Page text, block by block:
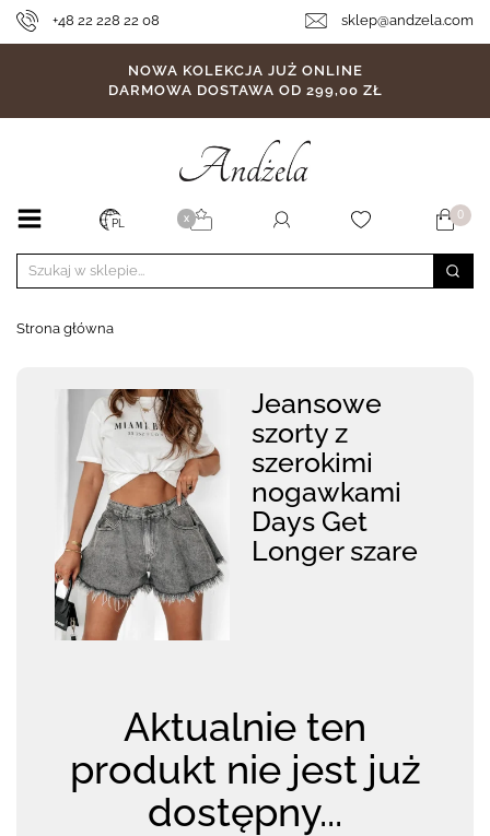
+48 22 228 22 08 sklep@andzela.com
NOWA KOLEKCJA JUŻ ONLINE
DARMOWA DOSTAWA OD 299,00 ZŁ
PL X 0
Strona główna
Jeansowe
szorty z
szerokimi
nogawkami
Days Get
Longer szare
Aktualnie ten
produkt nie jest już
dostępny...